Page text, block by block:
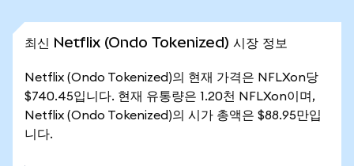
최신 Netflix (Ondo Tokenized) 시장 정보
Netflix (Ondo Tokenized)의 현재 가격은 NFLXon당
$740.45입니다. 현재 유통량은 1.20천 NFLXon이며,
Netflix (Ondo Tokenized)의 시가 총액은 $88.95만입
니다.